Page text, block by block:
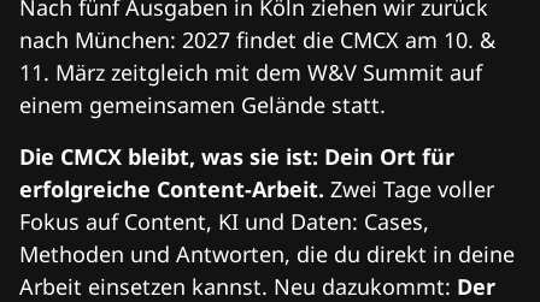
Nach fünf Ausgaben in Köln ziehen wir zurück
nach München: 2027 findet die CMCX am 10. &
11. März zeitgleich mit dem W&V Summit auf
einem gemeinsamen Gelände statt.
Die CMCX bleibt, was sie ist: Dein Ort für
erfolgreiche Content-Arbeit. Zwei Tage voller
Fokus auf Content, KI und Daten: Cases,
Methoden und Antworten, die du direkt in deine
Arbeit einsetzen kannst. Neu dazukommt: Der